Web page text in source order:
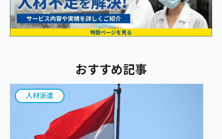
おすすめ記事
人材派遣